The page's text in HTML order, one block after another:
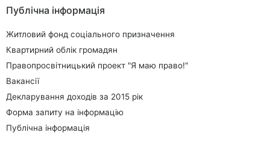
Публічна інформація
Житловий фонд соціального призначення
Квартирний облік громадян
Правопросвітницький проект "Я маю право!"
Вакансії
Декларування доходів за 2015 рік
Форма запиту на інформацію
Публічна інформація